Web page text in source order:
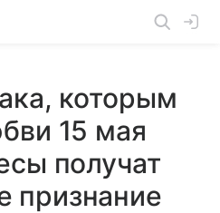
которым
15 мая
получат
признание